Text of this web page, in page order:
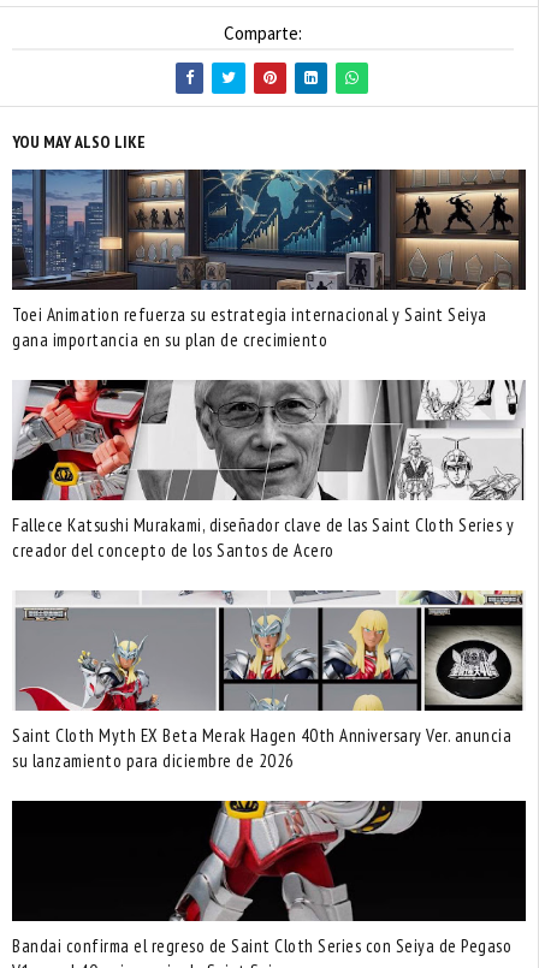
Comparte:
YOU MAY ALSO LIKE
Toei Animation refuerza su estrategia internacional y Saint Seiya
gana importancia en su plan de crecimiento
Fallece Katsushi Murakami, diseñador clave de las Saint Cloth Series y
creador del concepto de los Santos de Acero
Saint Cloth Myth EX Beta Merak Hagen 40th Anniversary Ver. anuncia
su lanzamiento para diciembre de 2026
Bandai confirma el regreso de Saint Cloth Series con Seiya de Pegaso